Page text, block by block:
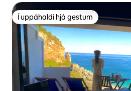
Í uppáhaldi hjá gestum
Í uppáhaldi hjá gestum